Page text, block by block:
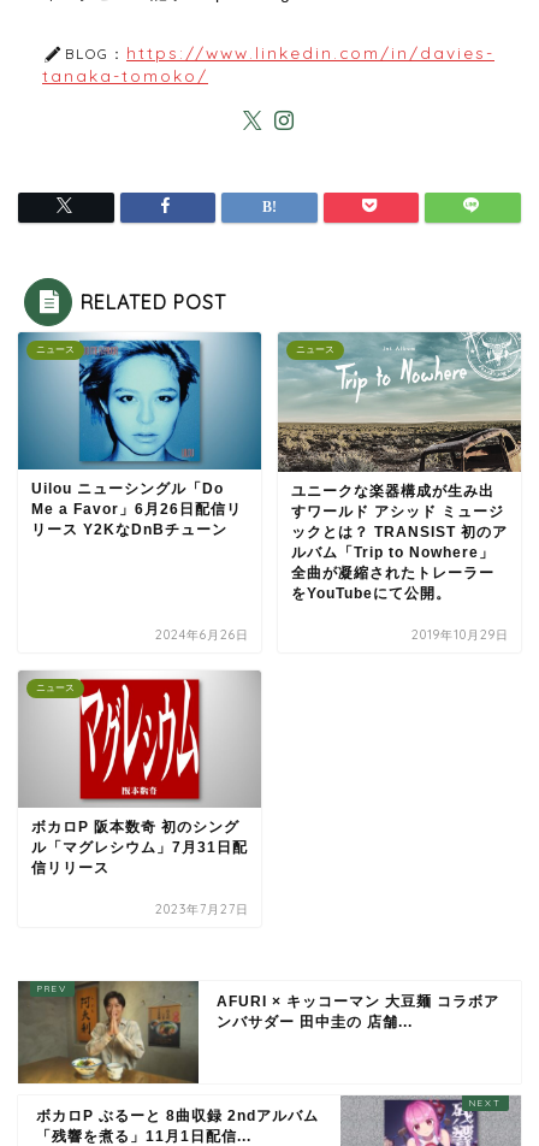
BLOG： https://www.linkedin.com/in/davies-
tanaka-tomoko/
RELATED POST
ニュース
Uilou ニューシングル「Do
Me a Favor」6月26日配信リ
リース Y2KなDnBチューン
2024年6月26日
ニュース
ユニークな楽器構成が生み出
すワールド アシッド ミュージ
ックとは？ TRANSIST 初のア
ルバム「Trip to Nowhere」
全曲が凝縮されたトレーラー
をYouTubeにて公開。
2019年10月29日
ニュース
ボカロP 阪本数奇 初のシング
ル「マグレシウム」7月31日配
信リリース
2023年7月27日
AFURI × キッコーマン 大豆麺 コラボア
ンバサダー 田中圭の 店舗...
ボカロP ぶるーと 8曲収録 2ndアルバム
「残響を煮る」11月1日配信...